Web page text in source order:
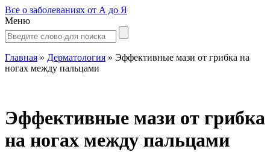
Все о заболеваниях от А до Я
Меню
Главная » Дерматология » Эффективные мази от грибка на
ногах между пальцами
Эффективные мази от грибка
на ногах между пальцами